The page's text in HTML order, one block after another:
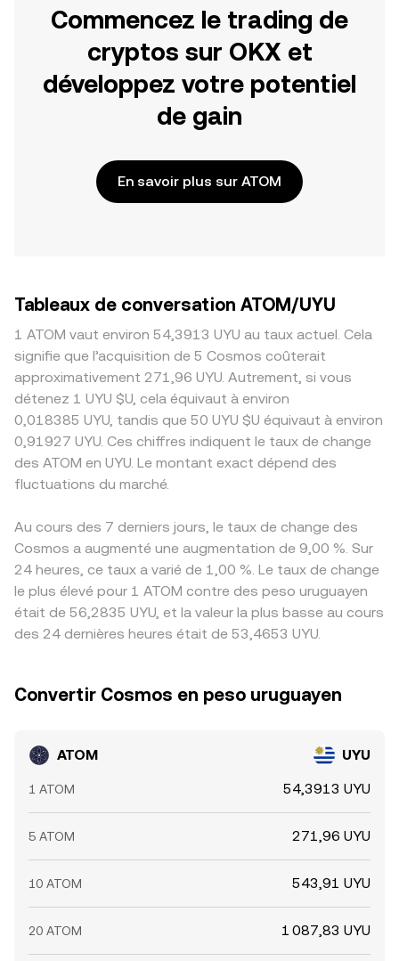
Commencez le trading de
cryptos sur OKX et
développez votre potentiel
de gain
En savoir plus sur ATOM
Tableaux de conversation ATOM/UYU
1 ATOM vaut environ 54,3913 UYU au taux actuel. Cela
signifie que l’acquisition de 5 Cosmos coûterait
approximativement 271,96 UYU. Autrement, si vous
détenez 1 UYU $U, cela équivaut à environ
0,018385 UYU, tandis que 50 UYU $U équivaut à environ
0,91927 UYU. Ces chiffres indiquent le taux de change
des ATOM en UYU. Le montant exact dépend des
fluctuations du marché.
Au cours des 7 derniers jours, le taux de change des
Cosmos a augmenté une augmentation de 9,00 %. Sur
24 heures, ce taux a varié de 1,00 %. Le taux de change
le plus élevé pour 1 ATOM contre des peso uruguayen
était de 56,2835 UYU, et la valeur la plus basse au cours
des 24 dernières heures était de 53,4653 UYU.
Convertir Cosmos en peso uruguayen
ATOM UYU
1 ATOM 54,3913 UYU
5 ATOM 271,96 UYU
10 ATOM 543,91 UYU
20 ATOM 1 087,83 UYU